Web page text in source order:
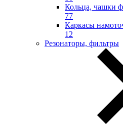
Кольца, чашки
77
Каркасы
12
Резонаторы, фильтры